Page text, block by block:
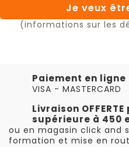
Je veux
(informations sur les
Paiement en ligne
VISA - MASTERCARD
Livraison
supérieure à 450
ou en magasin click and
formation et mise en